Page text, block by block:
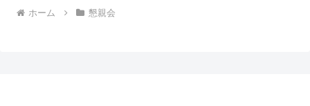
ホーム 懇親会